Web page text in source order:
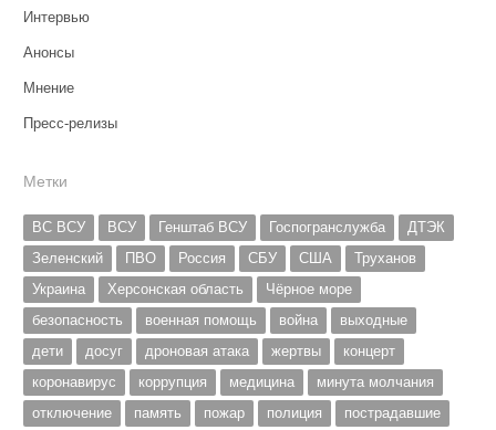
Интервью
Анонсы
Мнение
Пресс-релизы
Метки
ВС ВСУ ВСУ Генштаб ВСУ Госпогранслужба
ДТЭК
Зеленский
ПВО Россия СБУ США
Труханов
Украина
Херсонская область
Чёрное море
безопасность
военная помощь война
выходные
дети
досуг дроновая атака жертвы
концерт
коронавирус
коррупция медицина
минута молчания
отключение
память пожар полиция
пострадавшие